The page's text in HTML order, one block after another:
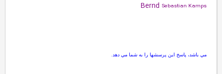
BerndSebastian Kamps
مي باشد، پاسخ اين پرسشها را به شما مي دهد .